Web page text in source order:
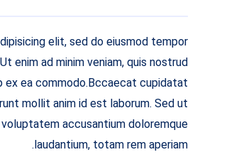
elit, sed do eiusmod tempor
enim ad minim veniam, quis nostrud
ex ea commodo.Bccaecat cupidatat
mollit anim id est laborum. Sed ut
accusantium doloremque
laudantium, totam rem aperiam.